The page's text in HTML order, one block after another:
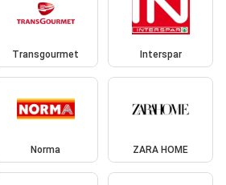
Transgourmet Interspar
Norma ZARA HOME